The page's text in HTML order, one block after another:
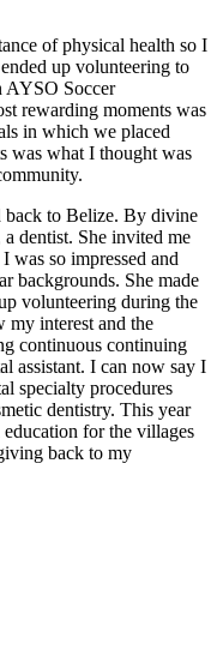
of physical health so I
up volunteering to
AYSO Soccer
rewarding moments was
in which we placed
was what I thought was
back to Belize. By divine
dentist. She invited me
was so impressed and
backgrounds. She made
volunteering during the
my interest and the
continuous continuing
assistant. I can now say I
specialty procedures
dentistry. This year
for the villages
back to my